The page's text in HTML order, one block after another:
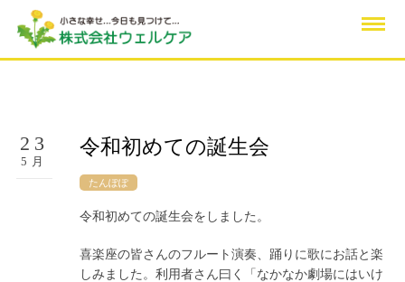
23
5月
令和初めての誕生会
たんぽぽ
令和初めての誕生会をしました。
喜楽座の皆さんのフルート演奏、踊りに歌にお話と楽
しみました。利用者さん曰く「なかなか劇場にはいけ